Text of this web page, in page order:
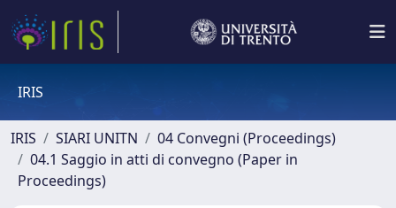
IRIS
IRIS SIARI UNITN
04 Convegni (Proceedings)
04.1 Saggio in atti di convegno (Paper in
Proceedings)